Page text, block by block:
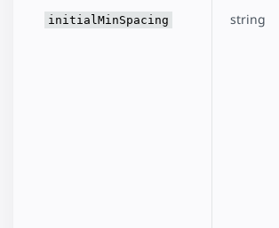
initialMinSpacing string